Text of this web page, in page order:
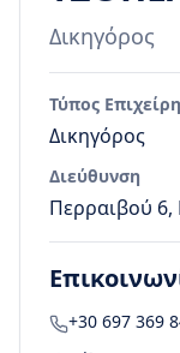
Δικηγόρος
Τύπος
Δικηγόρος
Διεύθυνση
Περραιβού 6,
+30 697 369